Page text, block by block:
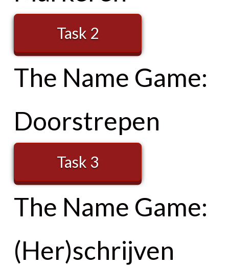
Task 2
The Name Game:
Doorstrepen
Task 3
The Name Game:
(Her)schrijven